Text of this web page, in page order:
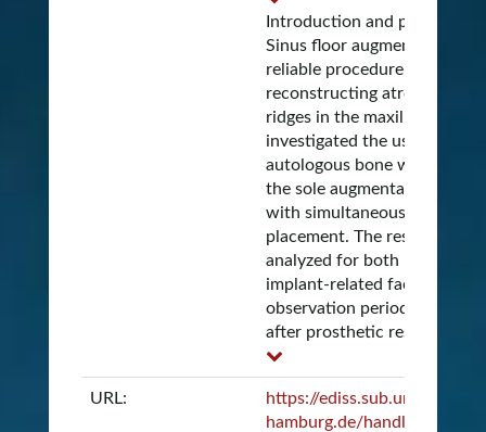
Introduction and purpose
Sinus floor augmentation is a
reliable procedure for
reconstructing atrophic
ridges in the maxilla. This
investigated the use of
autologous bone with A-PRF
the sole augmentation
with simultaneous implant
placement. The results were
analyzed for both patient-
implant-related factors, and
observation period of 1 year
after prosthetic rest...
URL:
https://ediss.sub.uni-
hamburg.de/handle/ediss/